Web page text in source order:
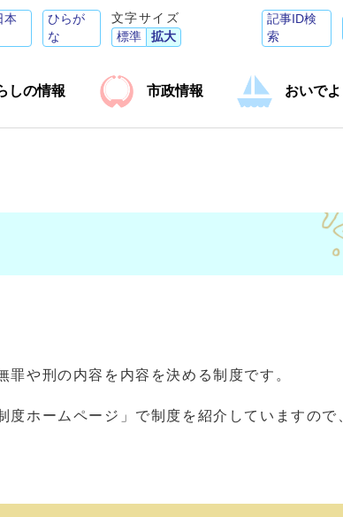
本
ひらが
な
文字サイズ
標準
拡大
記事ID検
索
しの情報 市政情報 おいで
や刑の内容を内容を決める制度です。
ホームページ」で制度を紹介していますので